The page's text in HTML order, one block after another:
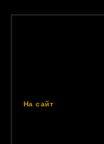
На сайт